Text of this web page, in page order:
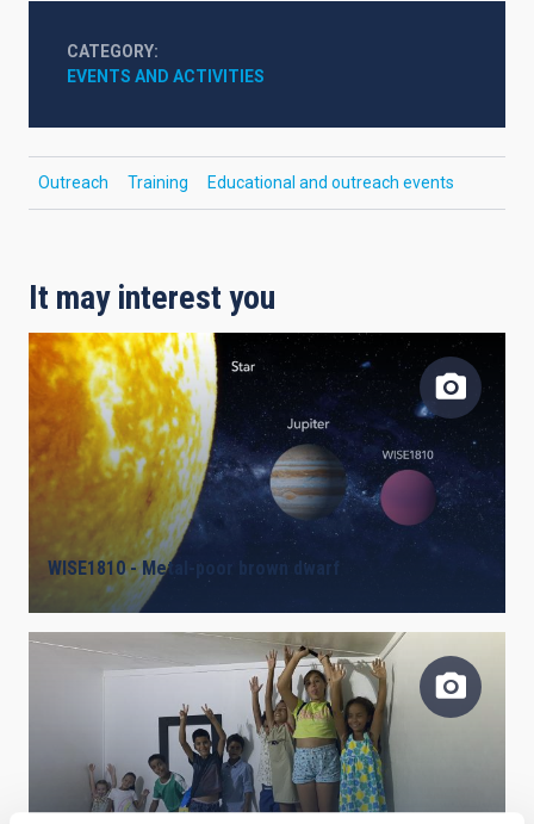
CATEGORY
EVENTS AND ACTIVITIES
Outreach Training Educational and outreach events
It may interest you
WISE1810 - Metal-poor brown dwarf